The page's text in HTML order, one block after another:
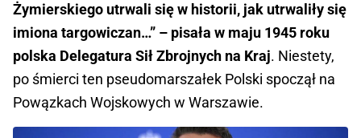
Żymierskiego utrwali się w historii, jak utrwaliły się
imiona targowiczan…” – pisała w maju 1945 roku
polska Delegatura Sił Zbrojnych na Kraj. Niestety,
po śmierci ten pseudomarszałek Polski spoczął na
Powązkach Wojskowych w Warszawie.